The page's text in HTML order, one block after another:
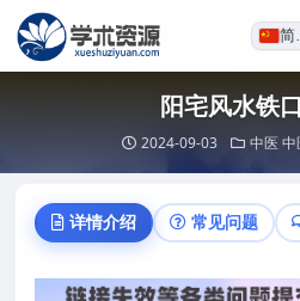
阳宅风水铁
2024-09-03 中医 中
详情介绍 常见问题